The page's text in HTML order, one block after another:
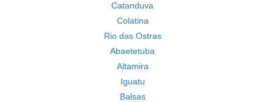
Catanduva
Colatina
Rio das Ostras
Abaetetuba
Altamira
Iguatu
Balsas